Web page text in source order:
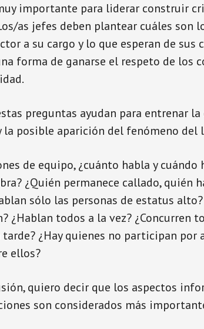
importante para liderar construir
as jefes deben plantear cuáles son
a su cargo y lo que esperan de sus
forma de ganarse el respeto de los
preguntas ayudan para entrenar
la posible aparición del fenómeno
de equipo, ¿cuánto habla y
¿Quién permanece callado, quién
sólo las personas de estatus
¿Hablan todos a la vez? ¿Concurren
¿Hay quienes no participan
ellos?
quiero decir que los aspectos
son considerados más